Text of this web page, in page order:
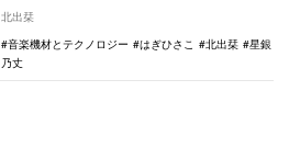
じ・叶といっ…
北出栞
音楽機材とテクノロジー
はぎひさこ 北出栞
星銀
乃丈